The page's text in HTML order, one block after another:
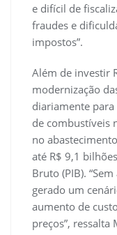
e difícil de
fraudes e
impostos”.
Além de investir
modernização
diariamente
de combustíveis
no
até R$ 9,1
Bruto (PIB).
gerado um
aumento de
preços”, ressalta